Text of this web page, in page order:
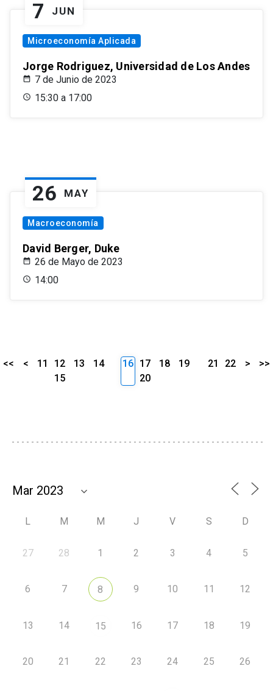
7 JUN
Microeconomía Aplicada
Jorge Rodriguez, Universidad de Los Andes
7 de Junio de 2023
15:30 a 17:00
26 MAY
Macroeconomía
David Berger, Duke
26 de Mayo de 2023
14:00
<< < 11 12 13
14
15
16 17 18
19
20
21 22 > >>
L M M J V S D
27 28 1 2 3 4 5
6 7 8 9 10 11 12
13 14 15 16 17 18 19
20 21 22 23 24 25 26